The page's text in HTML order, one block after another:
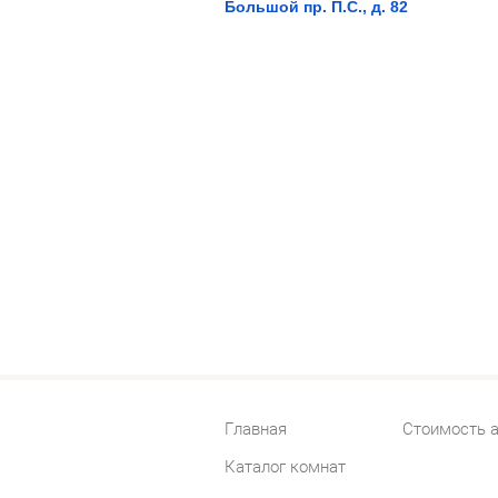
Большой пр. П.С., д. 82
Главная
Каталог комнат
Стоимость